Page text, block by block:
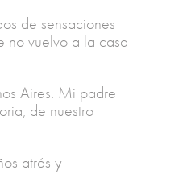
de sensaciones
no vuelvo a la casa
Aires. Mi padre
de nuestro
atrás y